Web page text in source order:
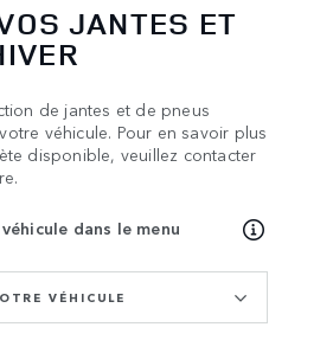
JANTES ET
de jantes et de pneus
véhicule. Pour en savoir plus
disponible, veuillez contacter
dans le menu
VÉHICULE